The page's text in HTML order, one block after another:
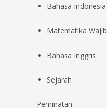
Bahasa Indonesia
Matematika Wajib
Bahasa Inggris
Sejarah
Peminatan: